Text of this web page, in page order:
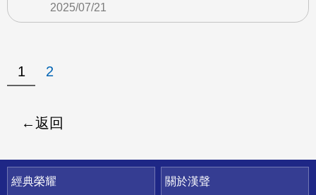
2025/07/21
1 2
返回
快速連結
經典榮耀
關於漢聲